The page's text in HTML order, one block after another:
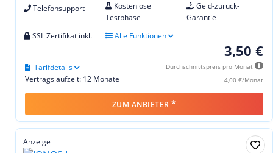
Telefonsupport
Kostenlose
Testphase
Geld-zurück-
Garantie
SSL Zertifikat inkl.
Alle Funktionen
3,50 €
Durchschnittspreis pro Monat
4,00 €/Monat
Vertragslaufzeit: 12 Monate
Tarifdetails
ZUM ANBIETER *
Anzeige